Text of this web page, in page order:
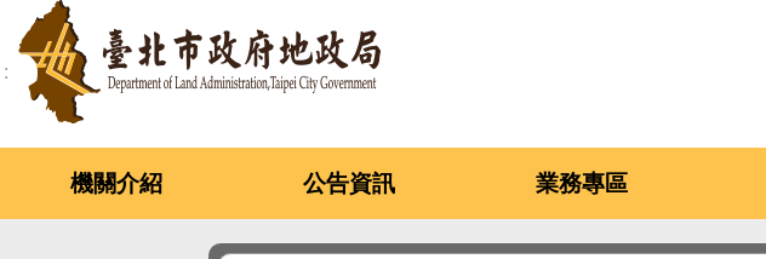
跳到主要內容區塊
機關介紹 公告資訊 業務專區